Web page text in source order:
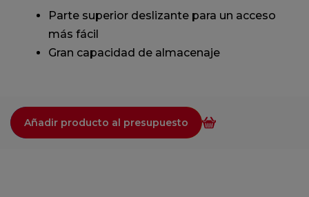
Parte superior deslizante para un acceso
más fácil
Gran capacidad de almacenaje
Añadir producto al presupuesto